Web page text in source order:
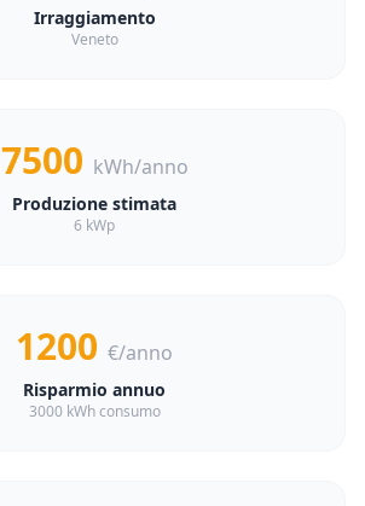
Irraggiamento
Veneto
7500 kWh/anno
Produzione stimata
6 kWp
1200 €/anno
Risparmio annuo
3000 kWh consumo